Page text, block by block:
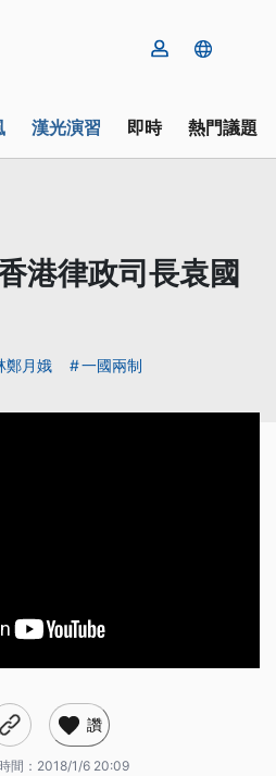
漢光演習 即時 熱門議題
港律政司長袁國
鄭月娥 一國兩制
讚
間： 2018/1/6 20:09